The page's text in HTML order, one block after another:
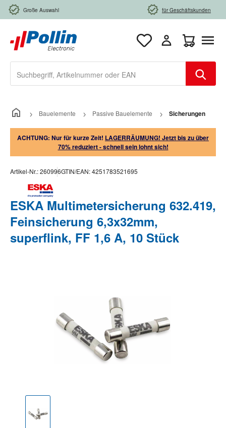
Zum Hauptinhalt springen
Große Auswahl für Geschäftskunden
Bauelemente Passive Bauelemente Sicherungen
ACHTUNG: Nur für kurze Zeit! LAGERRÄUMUNG! Jetzt bis zu über
70% reduziert - schnell sein lohnt sich!
Artikel-Nr.:260996GTIN/EAN:4251783521695
ESKA Multimetersicherung 632.419,
Feinsicherung 6,3x32mm,
superflink, FF 1,6 A, 10 Stück